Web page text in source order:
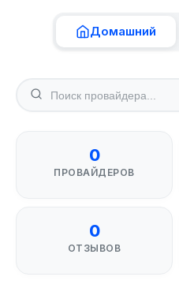
Домашний
0
ПРОВАЙДЕРОВ
0
ОТЗЫВОВ